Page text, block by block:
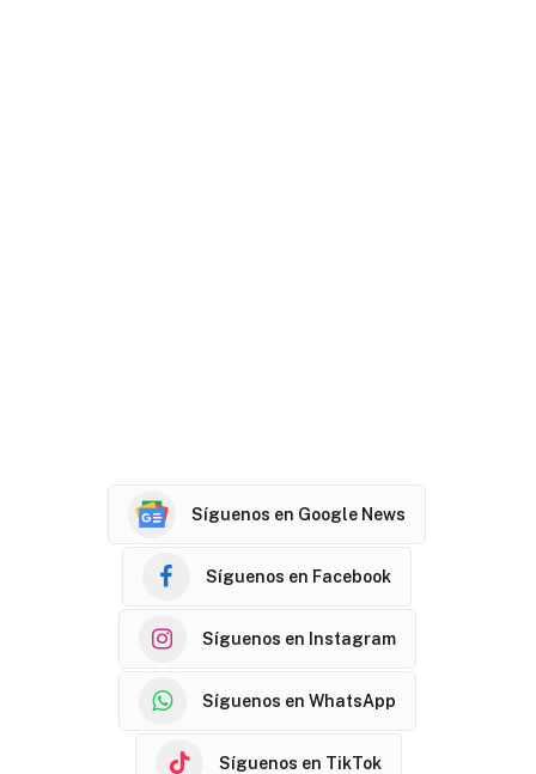
Síguenos en Google News
Síguenos en Facebook
Síguenos en Instagram
Síguenos en WhatsApp
Síguenos en TikTok